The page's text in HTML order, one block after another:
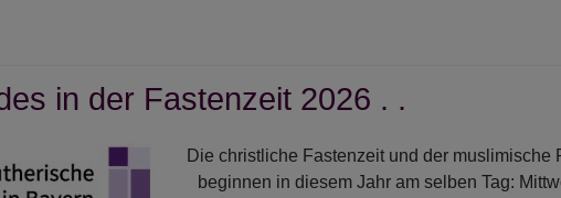
in der Fastenzeit 2026 . .
Die christliche Fastenzeit und der muslimische
beginnen in diesem Jahr am selben Tag: